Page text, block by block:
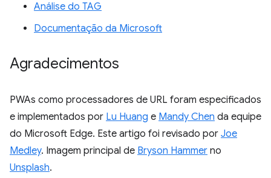
Análise do TAG
Documentação da Microsoft
Agradecimentos
PWAs como processadores de URL foram especificados
e implementados por Lu Huang e Mandy Chen da equipe
do Microsoft Edge. Este artigo foi revisado por Joe
Medley. Imagem principal de Bryson Hammer no
Unsplash.